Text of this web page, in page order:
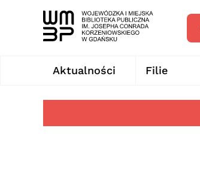
Aktualności Filie